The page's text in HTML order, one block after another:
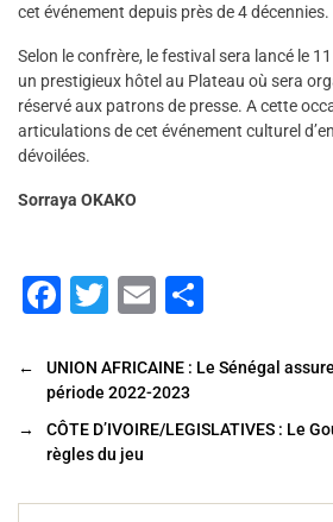
cet événement depuis près de 4 décennies.
Selon le confrère, le festival sera lancé le
un prestigieux hôtel au Plateau où sera
réservé aux patrons de presse. A cette
articulations de cet événement culturel
dévoilées.
Sorraya OKAKO
F
c
e
b
T
tt
er
E
ai
l
ta
er
←
UNION AFRICAINE : Le Sénégal
période 2022-2023
→
CÔTE D’IVOIRE/LEGISLATIVES : Le
règles du jeu